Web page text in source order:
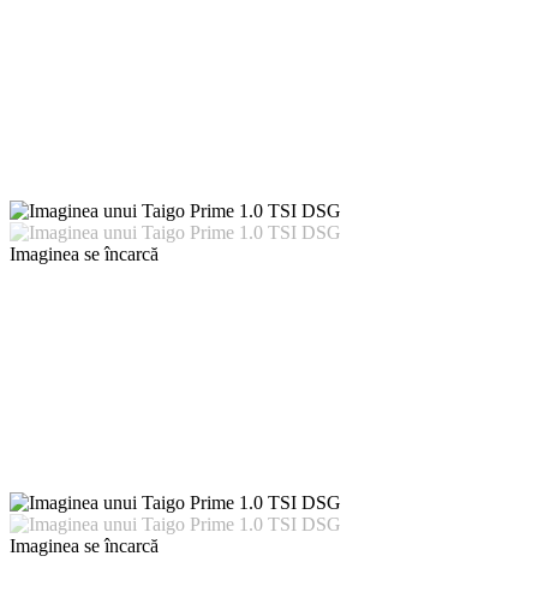
Imaginea se încarcă
Imaginea se încarcă